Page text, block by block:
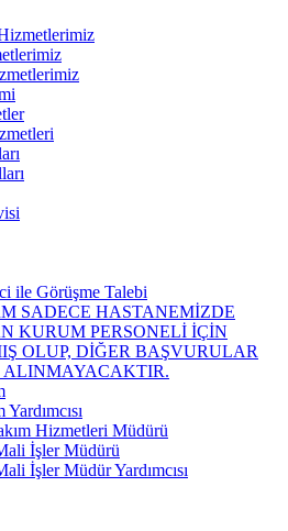
ile Görüşme Talebi
SADECE HASTANEMİZDE
KURUM PERSONELİ İÇİN
OLUP, DİĞER BAŞVURULAR
ALINMAYACAKTIR.
Hizmetleri Müdürü
İşler Müdürü
İşler Müdür Yardımcısı